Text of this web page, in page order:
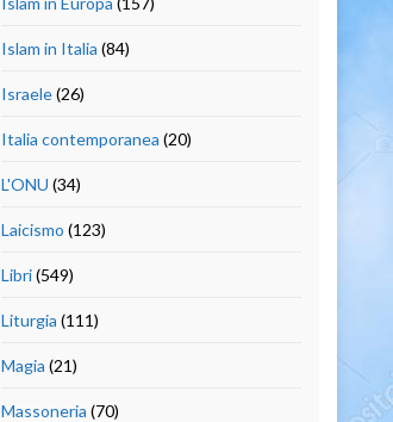
Islam in Italia (84)
Israele(26)
Italia contemporanea (20)
L'ONU (34)
Laicismo (123)
Libri(549)
Liturgia (111)
Magia (21)
Massoneria (70)